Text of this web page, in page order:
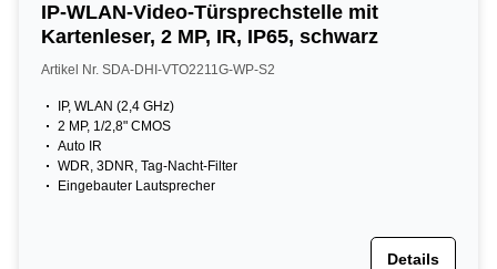
IP-WLAN-Video-Türsprechstelle mit
Kartenleser, 2 MP, IR, IP65, schwarz
Artikel Nr. SDA-DHI-VTO2211G-WP-S2
IP, WLAN (2,4 GHz)
2 MP, 1/2,8" CMOS
Auto IR
WDR, 3DNR, Tag-Nacht-Filter
Eingebauter Lautsprecher
Details